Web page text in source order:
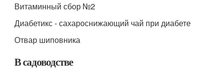
Витаминный сбор №2
Диабетикс - сахароснижающий чай при диабете
Отвар шиповника
В садоводстве